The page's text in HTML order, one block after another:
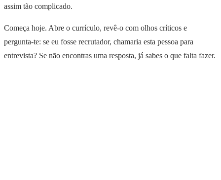
assim tão complicado.
Começa hoje. Abre o currículo, revê-o com olhos críticos e
pergunta-te: se eu fosse recrutador, chamaria esta pessoa para
entrevista? Se não encontras uma resposta, já sabes o que falta fazer.